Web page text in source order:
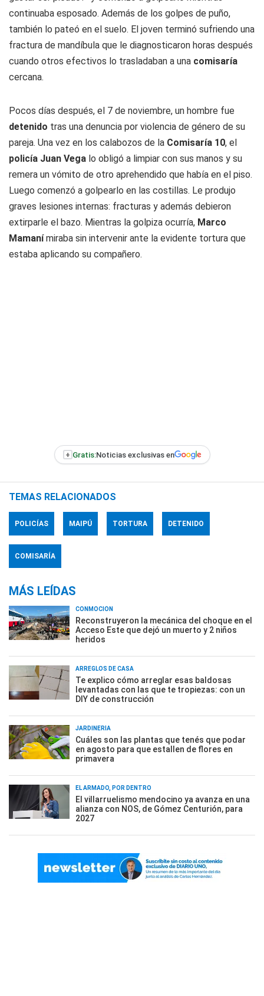
continuaba esposado. Además de los golpes de puño,
también lo pateó en el suelo. El joven terminó sufriendo una
fractura de mandíbula que le diagnosticaron horas después
cuando otros efectivos lo trasladaban a una comisaría
cercana.
Pocos días después, el 7 de noviembre, un hombre fue
detenido tras una denuncia por violencia de género de su
pareja. Una vez en los calabozos de la Comisaría 10, el
policía Juan Vega lo obligó a limpiar con sus manos y su
remera un vómito de otro aprehendido que había en el piso.
Luego comenzó a golpearlo en las costillas. Le produjo
graves lesiones internas: fracturas y además debieron
extirparle el bazo. Mientras la golpiza ocurría, Marco
Mamanímiraba sin intervenir ante la evidente tortura que
estaba aplicando su compañero.
+ Gratis:Noticias exclusivas en
TEMAS RELACIONADOS
POLICÍAS MAIPÚ TORTURA DETENIDO
COMISARÍA
MÁS LEÍDAS
CONMOCIÓN
Reconstruyeron la mecánica del choque en el
Acceso Este que dejó un muerto y 2 niños
heridos
ARREGLOS DE CASA
Te explico cómo arreglar esas baldosas
levantadas con las que te tropiezas: con un
DIY de construcción
JARDINERÍA
Cuáles son las plantas que tenés que podar
en agosto para que estallen de flores en
primavera
EL ARMADO, POR DENTRO
El villarruelismo mendocino ya avanza en una
alianza con NOS, de Gómez Centurión, para
2027